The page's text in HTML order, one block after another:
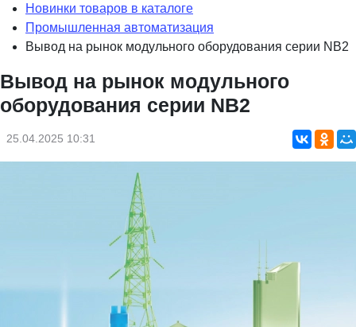
Новинки товаров в каталоге
Промышленная автоматизация
Вывод на рынок модульного оборудования серии NB2
Вывод на рынок модульного
оборудования серии NB2
25.04.2025 10:31